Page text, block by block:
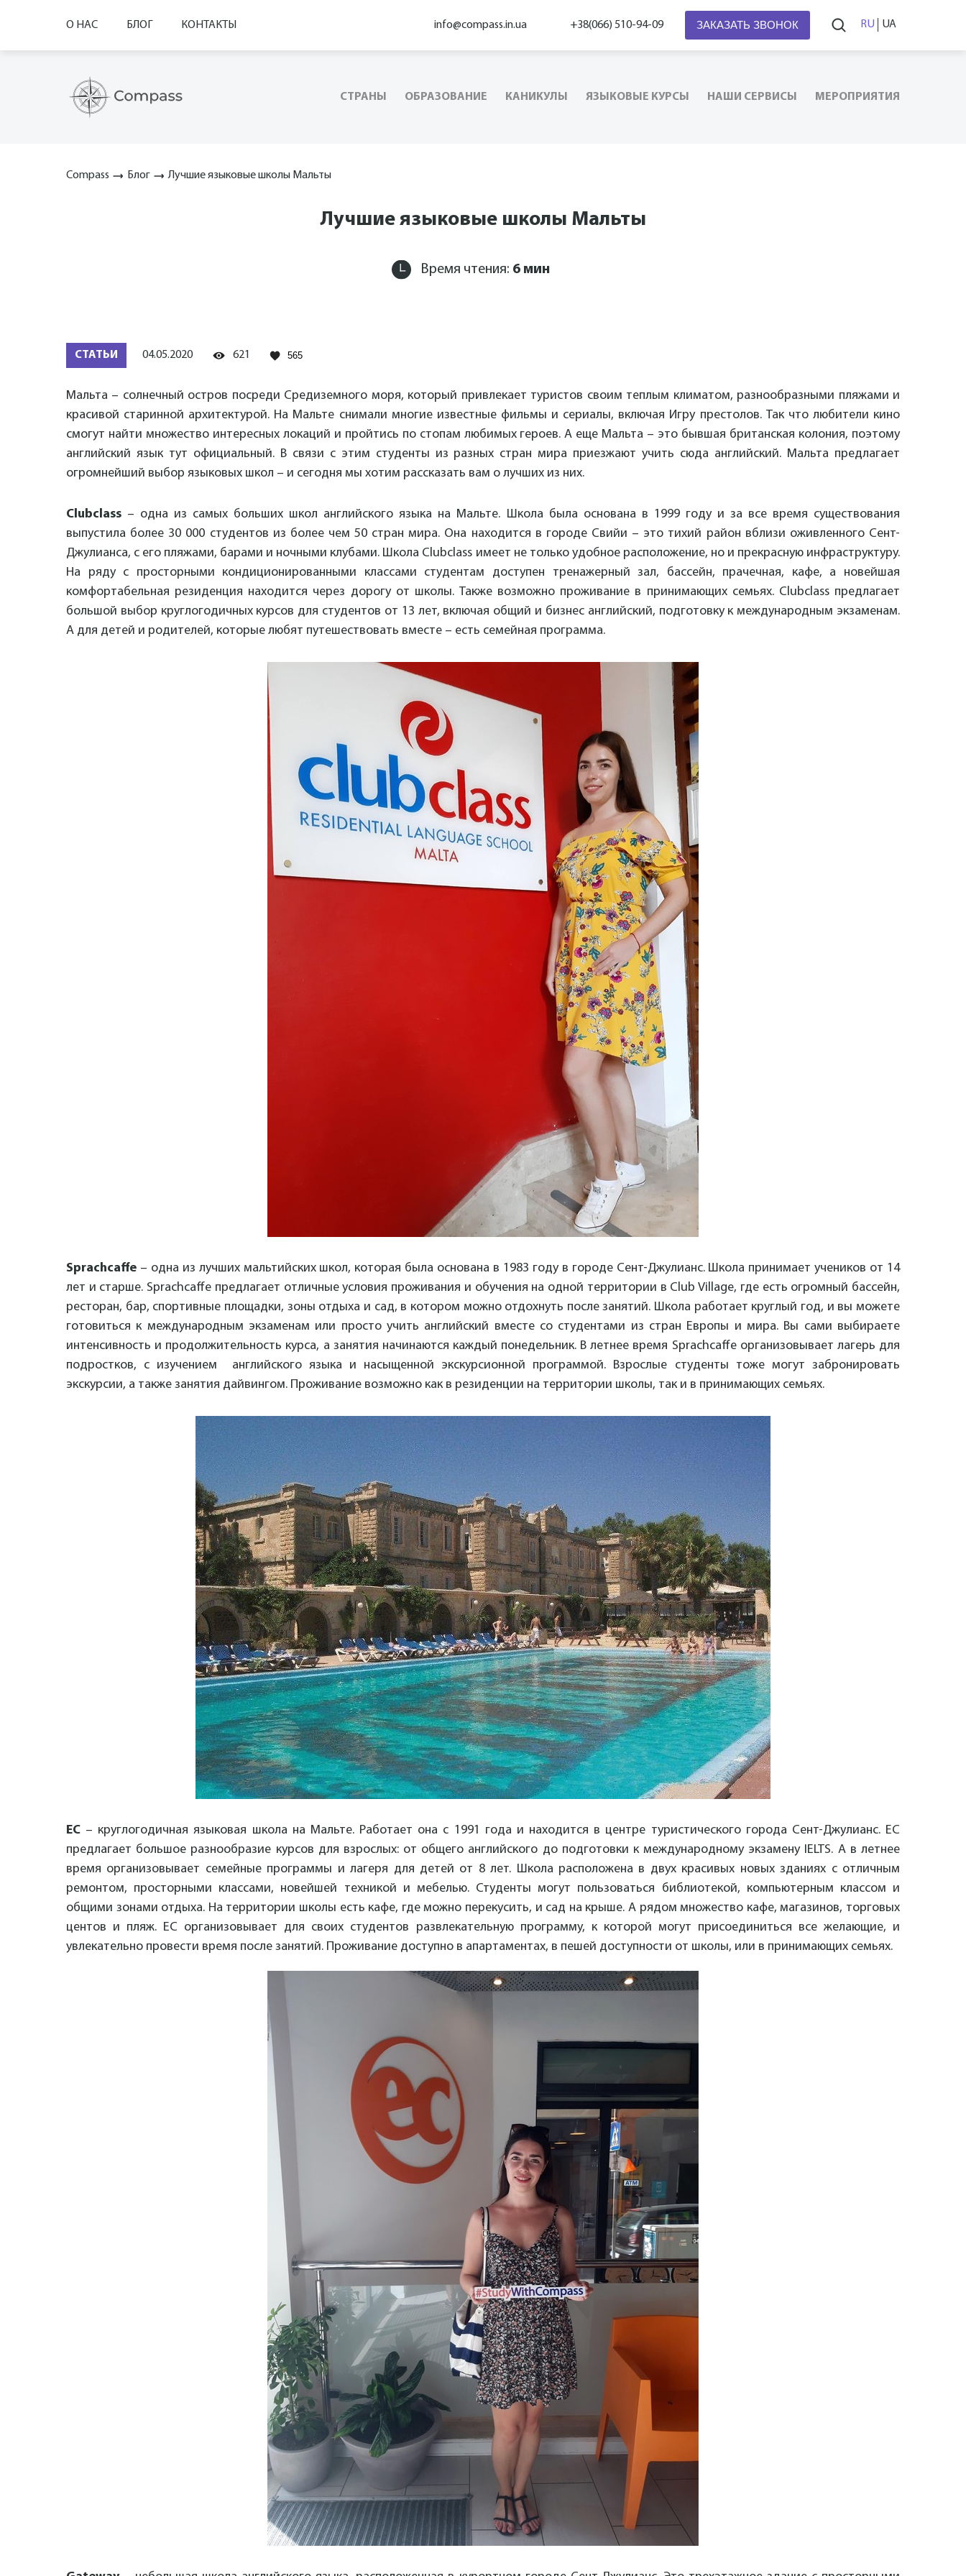
О НАС БЛОГ КОНТАКТЫ info@compass.in.ua +38(066) 510-94-09 ЗАКАЗАТЬ ЗВОНОК RU UA
СТРАНЫ ОБРАЗОВАНИЕ КАНИКУЛЫ ЯЗЫКОВЫЕ КУРСЫ НАШИ СЕРВИСЫ МЕРОПРИЯТИЯ
Compass Блог Лучшие языковые школы Мальты
Лучшие языковые школы Мальты
Время чтения: 6мин
СТАТЬИ 04.05.2020 621 565
Мальта – солнечный остров посреди Средиземного моря, который привлекает туристов своим теплым климатом, разнообразными пляжами и
красивой старинной архитектурой. На Мальте снимали многие известные фильмы и сериалы, включая Игру престолов. Так что любители кино
смогут найти множество интересных локаций и пройтись по стопам любимых героев. А еще Мальта – это бывшая британская колония, поэтому
английский язык тут официальный. В связи с этим студенты из разных стран мира приезжают учить сюда английский. Мальта предлагает
огромнейший выбор языковых школ – и сегодня мы хотим рассказать вам о лучших из них.
Clubclass – одна из самых больших школ английского языка на Мальте. Школа была основана в 1999 году и за все время существования
выпустила более 30 000 студентов из более чем 50 стран мира. Она находится в городе Свийи – это тихий район вблизи оживленного Сент-
Джулианса, с его пляжами, барами и ночными клубами. Школа Clubclass имеет не только удобное расположение, но и прекрасную инфраструктуру.
На ряду с просторными кондиционированными классами студентам доступен тренажерный зал, бассейн, прачечная, кафе, а новейшая
комфортабельная резиденция находится через дорогу от школы. Также возможно проживание в принимающих семьях. Clubclass предлагает
большой выбор круглогодичных курсов для студентов от 13 лет, включая общий и бизнес английский, подготовку к международным экзаменам.
А для детей и родителей, которые любят путешествовать вместе – есть семейная программа.
Sprachcaffe – одна из лучших мальтийских школ, которая была основана в 1983 году в городе Сент-Джулианс. Школа принимает учеников от 14
лет и старше. Sprachcaffe предлагает отличные условия проживания и обучения на одной территории в Club Village, где есть огромный бассейн,
ресторан, бар, спортивные площадки, зоны отдыха и сад, в котором можно отдохнуть после занятий. Школа работает круглый год, и вы можете
готовиться к международным экзаменам или просто учить английский вместе со студентами из стран Европы и мира. Вы сами выбираете
интенсивность и продолжительность курса, а занятия начинаются каждый понедельник. В летнее время Sprachcaffe организовывает лагерь для
подростков, с изучением английского языка и насыщенной экскурсионной программой. Взрослые студенты тоже могут забронировать
экскурсии, а также занятия дайвингом. Проживание возможно как в резиденции на территории школы, так и в принимающих семьях.
EC – круглогодичная языковая школа на Мальте. Работает она с 1991 года и находится в центре туристического города Сент-Джулианс. ЕС
предлагает большое разнообразие курсов для взрослых: от общего английского до подготовки к международному экзамену IELTS. А в летнее
время организовывает семейные программы и лагеря для детей от 8 лет. Школа расположена в двух красивых новых зданиях с отличным
ремонтом, просторными классами, новейшей техникой и мебелью. Студенты могут пользоваться библиотекой, компьютерным классом и
общими зонами отдыха. На территории школы есть кафе, где можно перекусить, и сад на крыше. А рядом множество кафе, магазинов, торговых
центов и пляж. ЕС организовывает для своих студентов развлекательную программу, к которой могут присоединиться все желающие, и
увлекательно провести время после занятий. Проживание доступно в апартаментах, в пешей доступности от школы, или в принимающих семьях.